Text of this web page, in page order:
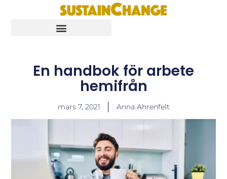
En handbok för arbete
hemifrån
mars 7, 2021 Anna Ahrenfelt